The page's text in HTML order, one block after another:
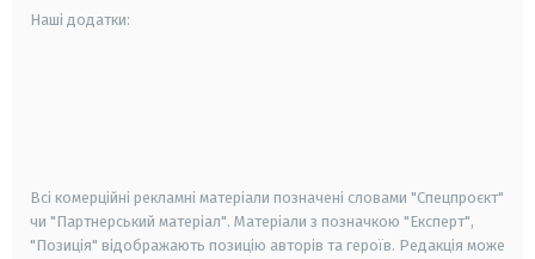
Наші додатки:
Всі комерційні рекламні матеріали позначені словами "Спецпроєкт"
чи "Партнерський матеріал". Матеріали з позначкою "Експерт",
"Позиція" відображають позицію авторів та героїв. Редакція може